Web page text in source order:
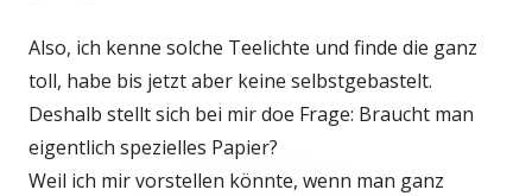
Also, ich kenne solche Teelichte und finde die ganz
toll, habe bis jetzt aber keine selbstgebastelt.
Deshalb stellt sich bei mir doe Frage: Braucht man
eigentlich spezielles Papier?
Weil ich mir vorstellen könnte, wenn man ganz